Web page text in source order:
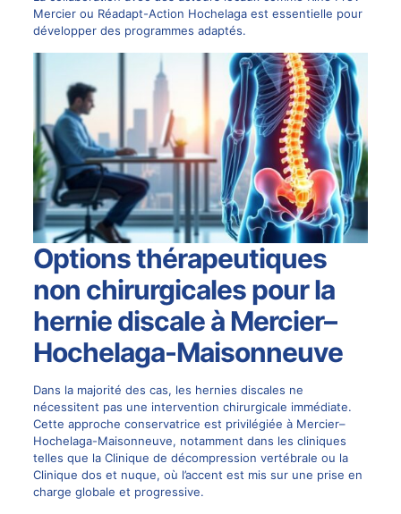
Mercier ou Réadapt-Action Hochelaga est essentielle pour
développer des programmes adaptés.
Options thérapeutiques
non chirurgicales pour la
hernie discale à Mercier–
Hochelaga-Maisonneuve
Dans la majorité des cas, les hernies discales ne
nécessitent pas une intervention chirurgicale immédiate.
Cette approche conservatrice est privilégiée à Mercier–
Hochelaga-Maisonneuve, notamment dans les cliniques
telles que la Clinique de décompression vertébrale ou la
Clinique dos et nuque, où l’accent est mis sur une prise en
charge globale et progressive.